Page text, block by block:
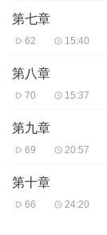
第七章
62 15:40
第八章
70 15:37
第九章
69 20:57
第十章
66 24:20